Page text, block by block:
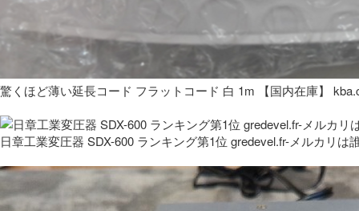
驚くほど薄い延長コード フラットコード 白 1m 【国内在庫】
日章工業変圧器 SDX-600 ランキング第1位 gredevel.fr-メルカリは